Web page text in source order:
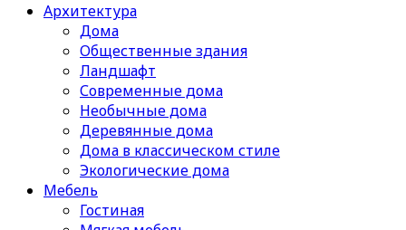
Архитектура
Дома
Общественные здания
Ландшафт
Современные дома
Необычные дома
Деревянные дома
Дома в классическом стиле
Экологические дома
Мебель
Гостиная